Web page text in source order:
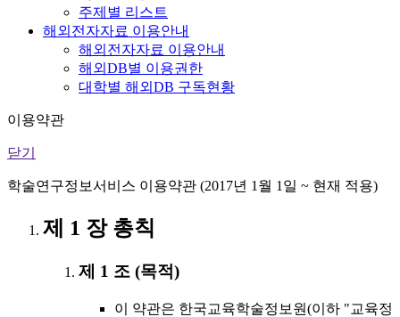
주제별 리스트
해외전자자료 이용안내
해외전자자료 이용안내
해외DB별 이용권한
대학별 해외DB 구독현황
이용약관
닫기
학술연구정보서비스 이용약관 (2017년 1월 1일 ~ 현재 적용)
제 1 장 총칙
제 1 조 (목적)
이 약관은 한국교육학술정보원(이하 "교육정